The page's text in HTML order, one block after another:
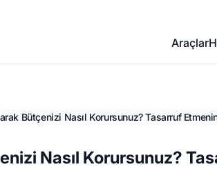
Araçlar
Bütçenizi Nasıl Korursunuz? Tasarruf
Nasıl Korursunuz?